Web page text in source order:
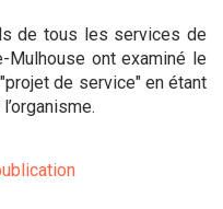
de tous les services de
Mulhouse ont examiné le
de service" en étant